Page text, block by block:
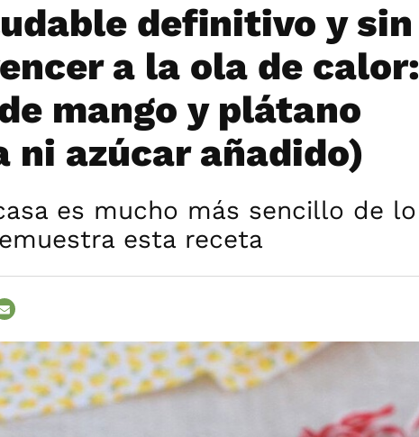
definitivo y sin
a la ola de calor:
mango y plátano
ni azúcar añadido)
es mucho más sencillo de lo
esta receta